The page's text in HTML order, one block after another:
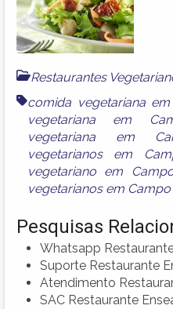
Restaurantes
comida vegetariana
vegetariana em
vegetariana em
vegetarianos em
vegetariano em
vegetarianos em
Pesquisas
Whatsapp
Suporte Restaurante
Atendimento
SAC Restaurante